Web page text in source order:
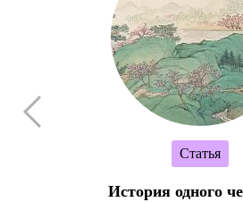
Статья
История одного